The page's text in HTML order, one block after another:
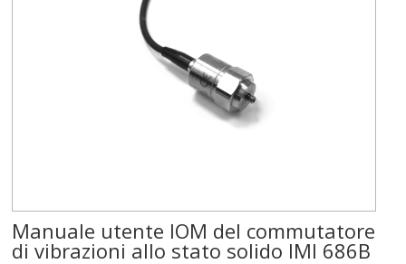
Manuale utente IOM del commutatore
di vibrazioni allo stato solido IMI 686B